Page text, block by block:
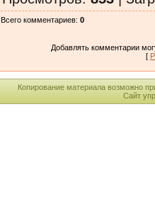
Всего комментариев: 0
Добавлять комментарии
[
Копирование материала возможно
Сайт